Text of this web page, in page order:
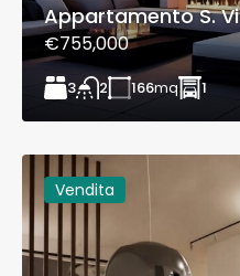
Appartamento S.
€755,000
3 2 166mq 1
Vendita